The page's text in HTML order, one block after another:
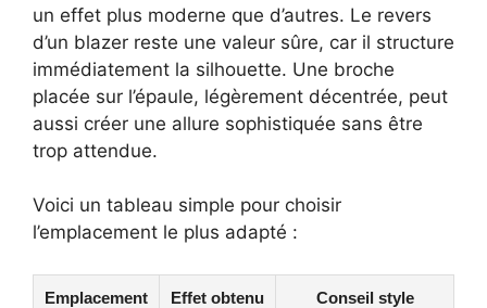
un effet plus moderne que d’autres. Le revers
d’un blazer reste une valeur sûre, car il structure
immédiatement la silhouette. Une broche
placée sur l’épaule, légèrement décentrée, peut
aussi créer une allure sophistiquée sans être
trop attendue.
Voici un tableau simple pour choisir
l’emplacement le plus adapté :
Emplacement Effet obtenu Conseil style